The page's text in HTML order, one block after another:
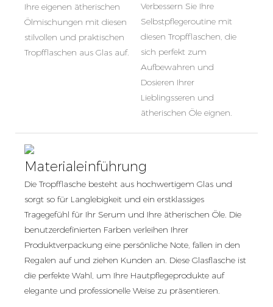
Ihre eigenen ätherischen
Ölmischungen mit diesen
stilvollen und praktischen
Tropfflaschen aus Glas auf.
Verbessern Sie Ihre
Selbstpflegeroutine mit
diesen Tropfflaschen, die
sich perfekt zum
Aufbewahren und
Dosieren Ihrer
Lieblingsseren und
ätherischen Öle eignen.
Materialeinführung
Die Tropfflasche besteht aus hochwertigem Glas und
sorgt so für Langlebigkeit und ein erstklassiges
Tragegefühl für Ihr Serum und Ihre ätherischen Öle. Die
benutzerdefinierten Farben verleihen Ihrer
Produktverpackung eine persönliche Note, fallen in den
Regalen auf und ziehen Kunden an. Diese Glasflasche ist
die perfekte Wahl, um Ihre Hautpflegeprodukte auf
elegante und professionelle Weise zu präsentieren.